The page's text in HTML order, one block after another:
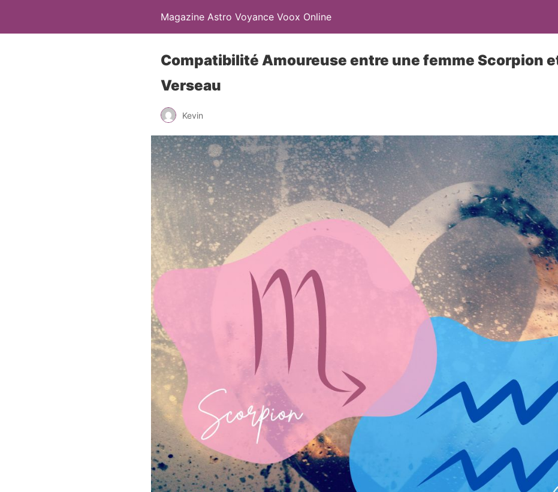
Magazine Astro Voyance Voox Online
Compatibilité Amoureuse entre une femme Scorpion
Verseau
Kevin